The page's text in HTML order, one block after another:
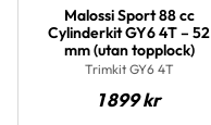
Malossi Sport 88 cc
Cylinderkit GY6 4T – 52
mm (utan topplock)
Trimkit GY6 4T
1 899kr